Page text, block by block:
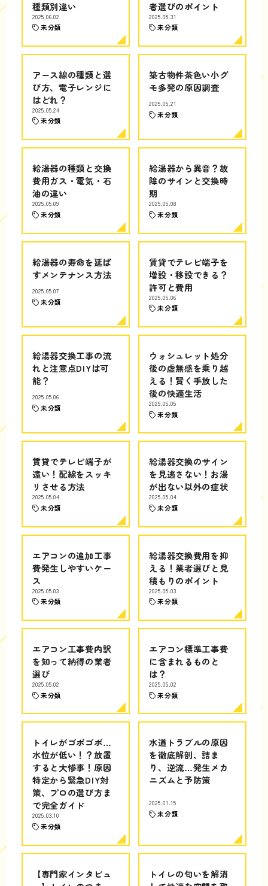
種類別違い
2025.06.02
未分類
者選びのポイント
2025.05.31
未分類
アース線の種類と選
び方、電子レンジに
はどれ？
2025.05.24
未分類
築古物件茶色い小グ
モ多発の原因調査
2025.05.21
未分類
給湯器の種類と交換
費用ガス・電気・石
油の違い
2025.05.09
未分類
給湯器から異音？故
障のサインと交換時
期
2025.05.08
未分類
給湯器の寿命を延ば
すメンテナンス方法
2025.05.07
未分類
賃貸でテレビ端子を
増設・移設できる？
許可と費用
2025.05.06
未分類
給湯器交換工事の流
れと注意点DIYは可
能？
2025.05.06
未分類
ウォシュレット処分
後の虚無感を乗り越
える！賢く手放した
後の快適生活
2025.05.05
未分類
賃貸でテレビ端子が
遠い！配線をスッキ
リさせる方法
2025.05.04
未分類
給湯器交換のサイン
を見逃さない！お湯
が出ない以外の症状
2025.05.04
未分類
エアコンの追加工事
費発生しやすいケー
ス
2025.05.03
未分類
給湯器交換費用を抑
える！業者選びと見
積もりのポイント
2025.05.03
未分類
エアコン工事費内訳
を知って納得の業者
選び
2025.05.02
未分類
エアコン標準工事費
に含まれるものと
は？
2025.05.02
未分類
トイレがゴボゴボ…
水位が低い！？放置
すると大惨事！原因
特定から緊急DIY対
策、プロの選び方ま
で完全ガイド
2025.03.10
未分類
水道トラブルの原因
を徹底解剖、詰ま
り、逆流…発生メカ
ニズムと予防策
2025.01.15
未分類
【専門家インタビュ
トイレの匂いを解消